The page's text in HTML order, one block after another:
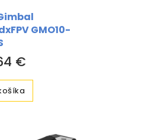
GMO10-
€